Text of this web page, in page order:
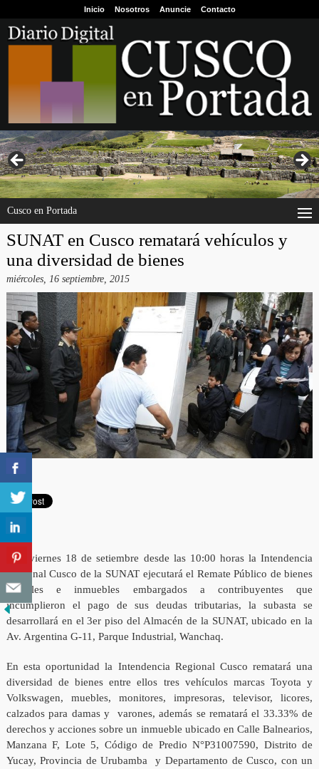
Inicio Nosotros Anuncie Contacto
Cusco en Portada
SUNAT en Cusco rematará vehículos y
una diversidad de bienes
miércoles, 16 septiembre, 2015
Este viernes 18 de setiembre desde las 10:00 horas la Intendencia
Regional Cusco de la SUNAT ejecutará el Remate Público de bienes
muebles e inmuebles embargados a contribuyentes que
incumplieron el pago de sus deudas tributarias, la subasta se
desarrollará en el 3er piso del Almacén de la SUNAT, ubicado en la
Av. Argentina G-11, Parque Industrial, Wanchaq.
En esta oportunidad la Intendencia Regional Cusco rematará una
diversidad de bienes entre ellos tres vehículos marcas Toyota y
Volkswagen, muebles, monitores, impresoras, televisor, licores,
calzados para damas y varones, además se rematará el 33.33% de
derechos y acciones sobre un inmueble ubicado en Calle Balnearios,
Manzana F, Lote 5, Código de Predio N°P31007590, Distrito de
Yucay, Provincia de Urubamba y Departamento de Cusco, con un